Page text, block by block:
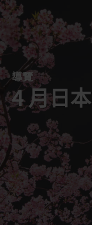
導覽
4 月日本